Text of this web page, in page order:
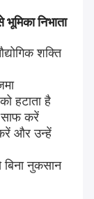
निभाता
शक्ति
हटाता है
साफ करें
और उन्हें
बिना नुकसान